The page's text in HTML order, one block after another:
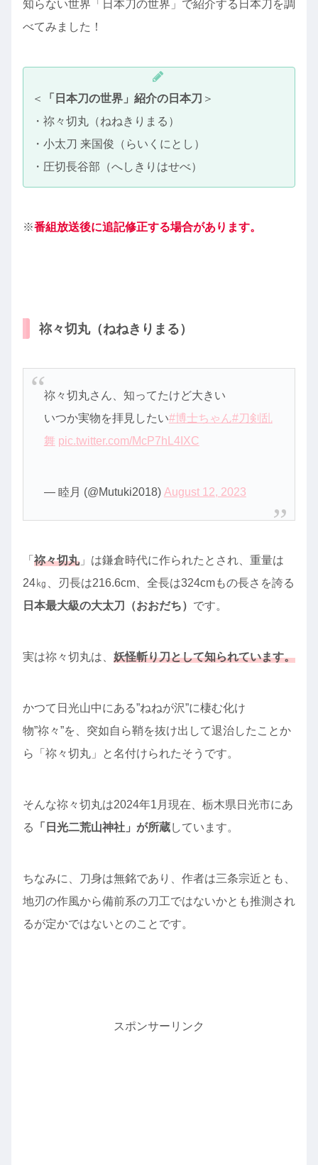
知らない世界「日本刀の世界」で紹介する日本刀を調
べてみました！
＜ 「日本刀の世界」紹介の日本刀 ＞
・祢々切丸（ねねきりまる）
・小太刀 来国俊（らいくにとし）
・圧切長谷部（へしきりはせべ）
※番組放送後に追記修正する場合があります。
祢々切丸（ねねきりまる）
祢々切丸さん、知ってたけど大きい
いつか実物を拝見したい#博士ちゃん#刀剣乱
舞 pic.twitter.com/McP7hL4IXC
— 睦月 (@Mutuki2018) August 12, 2023
「 祢々切丸」は鎌倉時代に作られたとされ、重量は
24㎏、刃長は216.6cm、全長は324cmもの長さを誇る
日本最大級の大太刀（おおだち） です。
実は祢々切丸は、 妖怪斬り刀として知られています。
かつて日光山中にある”ねねが沢”に棲む化け
物”祢々”を、突如自ら鞘を抜け出して退治したことか
ら「祢々切丸」と名付けられたそうです。
そんな祢々切丸は2024年1月現在、栃木県日光市にあ
る
「日光二荒山神社」が所蔵しています。
ちなみに、刀身は無銘であり、作者は三条宗近とも、
地刃の作風から備前系の刀工ではないかとも推測され
るが定かではないとのことです。
スポンサーリンク